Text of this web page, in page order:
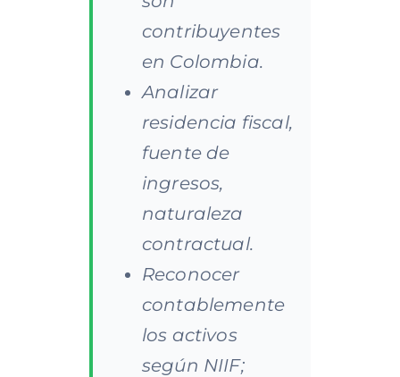
contribuyentes
en Colombia.
Analizar
residencia fiscal,
fuente de
ingresos,
naturaleza
contractual.
Reconocer
contablemente
los activos
según NIIF;